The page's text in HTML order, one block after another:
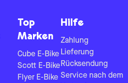
Top
Marken
Cube E-Bike
Scott E-Bike
Flyer E-Bike
Hilfe
Zahlung
Lieferung
Rücksendung
Service nach dem